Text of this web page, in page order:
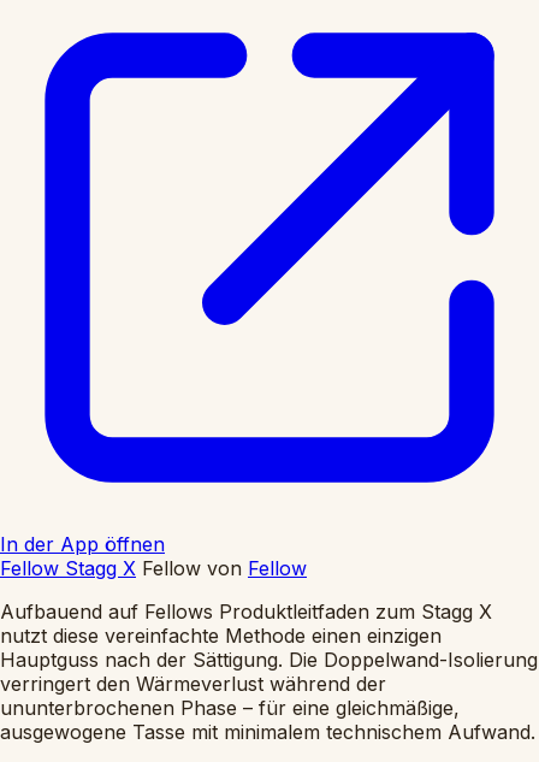
In der App öffnen
Fellow Stagg X Fellow von Fellow
Aufbauend auf Fellows Produktleitfaden zum Stagg X
nutzt diese vereinfachte Methode einen einzigen
Hauptguss nach der Sättigung. Die Doppelwand-Isolierung
verringert den Wärmeverlust während der
ununterbrochenen Phase – für eine gleichmäßige,
ausgewogene Tasse mit minimalem technischem Aufwand.